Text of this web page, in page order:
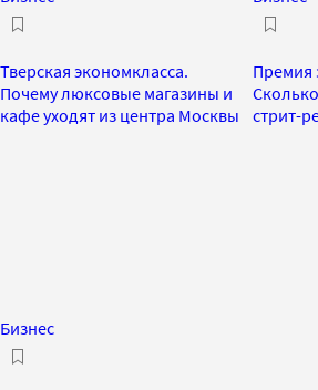
Тверская экономкласса.
Почему люксовые магазины и
кафе уходят из центра Москвы
Премия
стрит-
Бизнес